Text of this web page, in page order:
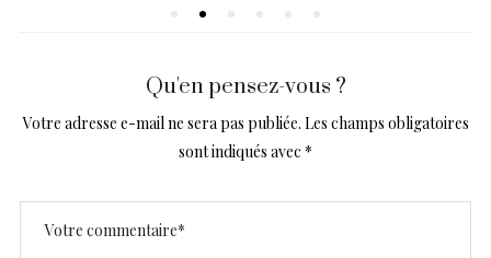
Qu'en pensez-vous ?
Votre adresse e-mail ne sera pas publiée. Les champs obligatoires
sont indiqués avec *